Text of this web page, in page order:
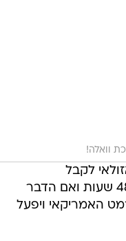
וואלה!
לקבל
התייחסות לתוכן המכתב בתוך 48 שעות ואם הדבר
האמריקאי ויפעל